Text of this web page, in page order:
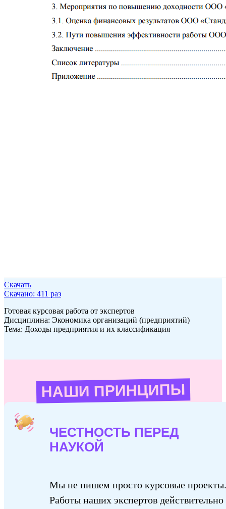
Скачать
Скачано: 411 раз
Готовая курсовая работа от экспертов
Дисциплина: Экономика организаций (предприятий)
Тема: Доходы предприятия и их классификация
НАШИ ПРИНЦИПЫ
ЧЕСТНОСТЬ ПЕРЕД
НАУКОЙ
Мы не пишем просто курсовые проекты.
Работы наших экспертов действительно